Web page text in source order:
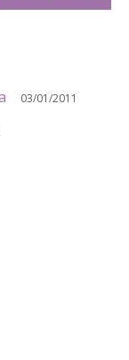
03/01/2011